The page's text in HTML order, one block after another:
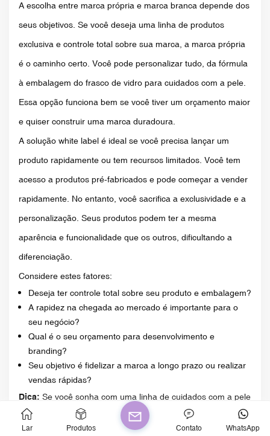
A escolha entre marca própria e marca branca depende dos
seus objetivos. Se você deseja uma linha de produtos
exclusiva e controle total sobre sua marca, a marca própria
é o caminho certo. Você pode personalizar tudo, da fórmula
à embalagem do frasco de vidro para cuidados com a pele.
Essa opção funciona bem se você tiver um orçamento maior
e quiser construir uma marca duradoura.
A solução white label é ideal se você precisa lançar um
produto rapidamente ou tem recursos limitados. Você tem
acesso a produtos pré-fabricados e pode começar a vender
rapidamente. No entanto, você sacrifica a exclusividade e a
personalização. Seus produtos podem ter a mesma
aparência e funcionalidade que os outros, dificultando a
diferenciação.
Considere estes fatores:
Deseja ter controle total sobre seu produto e embalagem?
A rapidez na chegada ao mercado é importante para o
seu negócio?
Qual é o seu orçamento para desenvolvimento e
branding?
Seu objetivo é fidelizar a marca a longo prazo ou realizar
vendas rápidas?
Dica: Se você sonha com uma linha de cuidados com a pele
com frascos de vidro personalizados e uma identidade visual
Lar Produtos WhatsApp
Contato